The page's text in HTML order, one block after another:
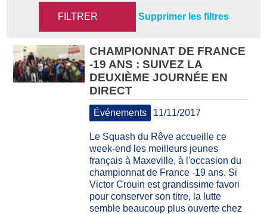
Supprimer les filtres
CHAMPIONNAT DE FRANCE
-19 ANS : SUIVEZ LA
DEUXIÈME JOURNÉE EN
DIRECT
Événements 11/11/2017
Le Squash du Rêve accueille ce
week-end les meilleurs jeunes
français à Maxeville, à l'occasion du
championnat de France -19 ans. Si
Victor Crouin est grandissime favori
pour conserver son titre, la lutte
semble beaucoup plus ouverte chez